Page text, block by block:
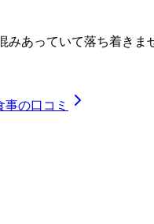
みあっていて落ち着き
事の口コミ